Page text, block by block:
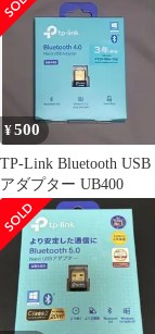
¥500
TP-Link Bluetooth USB
アダプター UB400